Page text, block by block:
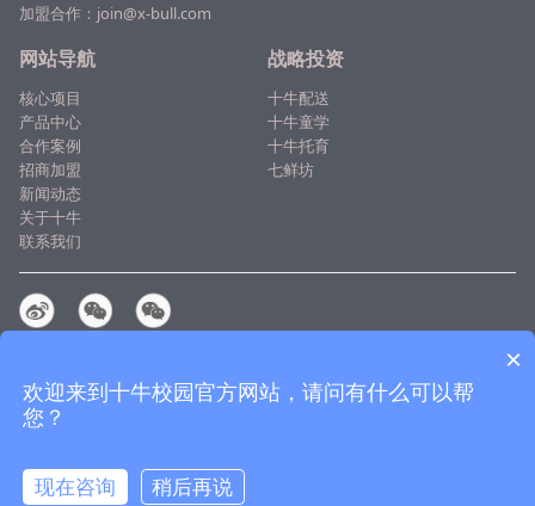
加盟合作：join@x-bull.com
网站导航
核心项目
产品中心
合作案例
招商加盟
新闻动态
关于十牛
联系我们
战略投资
十牛配送
十牛童学
十牛托育
七鲜坊
免责声明|网站地图
© 2014-2026广州市十牛信息科技有限公司
×
欢迎来到十牛校园官方网站，请问有什么可以帮
您？
现在咨询
稍后再说